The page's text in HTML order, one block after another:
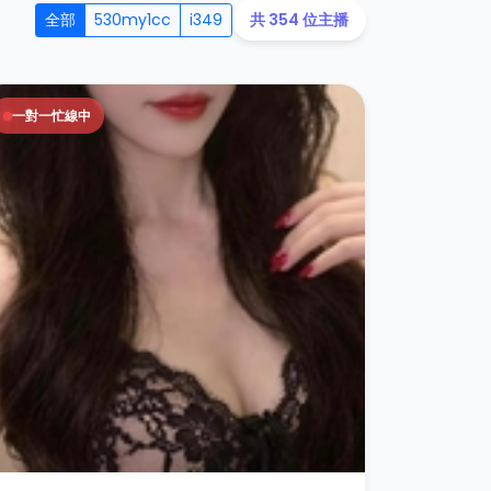
全部 530my1cc i349 共 354 位主播
一對一忙線中